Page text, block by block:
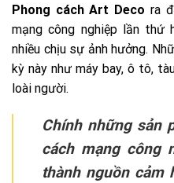
Phong cách Art Deco ra
mạng công nghiệp lần
nhiều chịu sự ảnh hưởng.
kỳ này như máy bay, ô tô,
loài người.
Chính những sản
cách mạng công
thành nguồn cảm